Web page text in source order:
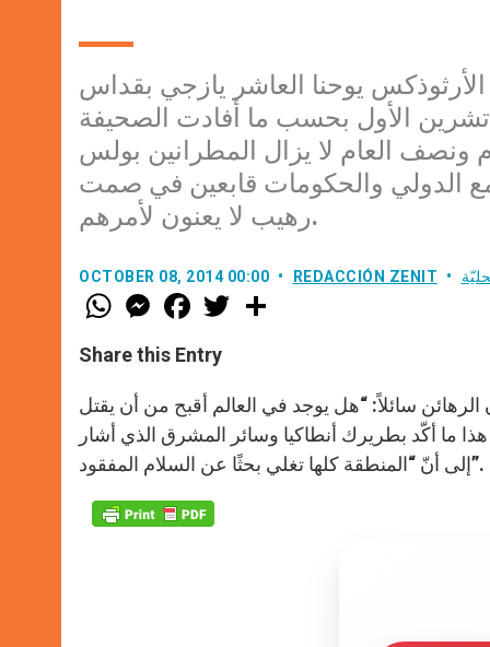
يوحنا العاشر يازجي بقداس
الافتتاح في جامعة سيدة البلمند يوم الاثنين 6 تشرين الأول بحسب ما أفادت الصحيفة
ونصف العام لا يزال المطرانين بولس
الدولي والحكومات قابعين في صمت
رهيب لا يعنون لأمرهم.
OCTOBER 08, 2014 00:00 REDACCIÓN ZENIT
W
h
t
s
p
p
M
e
s
e
g
e
r
F
a
e
b
o
k
w
r
Share this Entry
الرهائن سائلاً: “هل يوجد في العالم أقبح من أن يقتل
ما أكّد بطريرك أنطاكيا وسائر المشرق الذي أشار
إلى أنّ “المنطقة كلها تغلي بحثًا عن السلام المفقود”.